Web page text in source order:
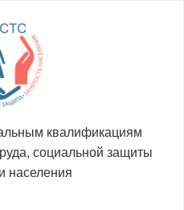
квалификациям
социальной защиты
населения